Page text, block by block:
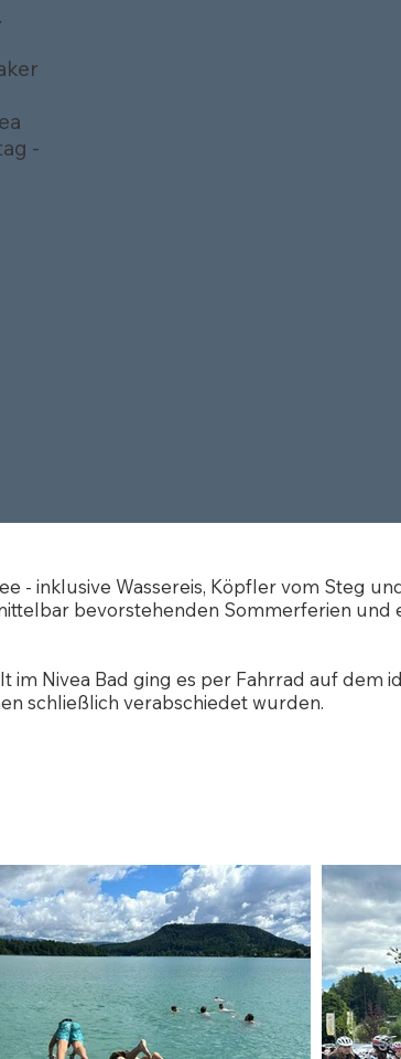
-
- inklusive Wassereis, Köpfler vom Steg
bevorstehenden Sommerferien
im Nivea Bad ging es per Fahrrad auf dem
schließlich verabschiedet wurden.